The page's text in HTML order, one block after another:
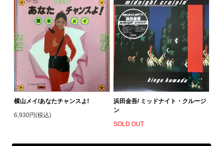
横山メイ/あなたチャンスよ!
6,930円(税込)
浜田金吾/ ミッドナイト・クルージ
ン
SOLD OUT